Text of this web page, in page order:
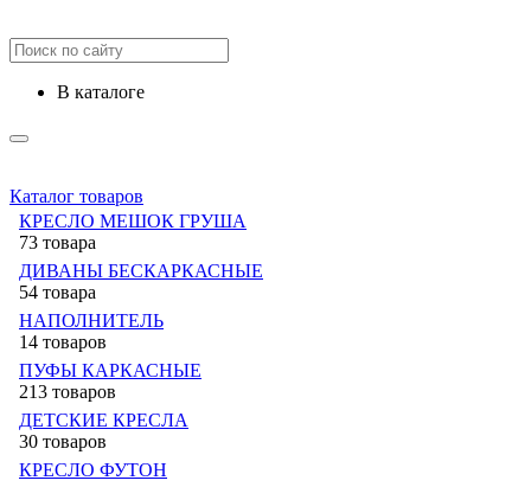
в каталоге
Каталог товаров
КРЕСЛО МЕШОК ГРУША
73 товара
ДИВАНЫ БЕСКАРКАСНЫЕ
54 товара
НАПОЛНИТЕЛЬ
14 товаров
ПУФЫ КАРКАСНЫЕ
213 товаров
ДЕТСКИЕ КРЕСЛА
30 товаров
КРЕСЛО ФУТОН